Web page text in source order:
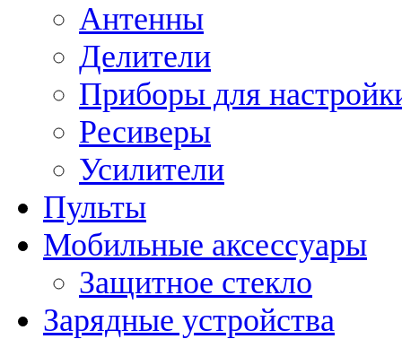
Антенны
Делители
Приборы для
Ресиверы
Усилители
Пульты
Мобильные аксессуары
Защитное стекло
Зарядные устройства